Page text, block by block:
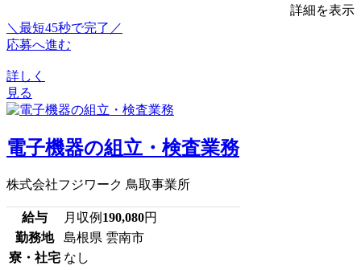
詳細を表示
＼最短45秒で完了／
応募へ進む
詳しく
見る
電子機器の組立・検査業務
株式会社フジワーク 鳥取事業所
給与 月収例 190,080円
勤務地
島根県 雲南市
寮・社宅 なし